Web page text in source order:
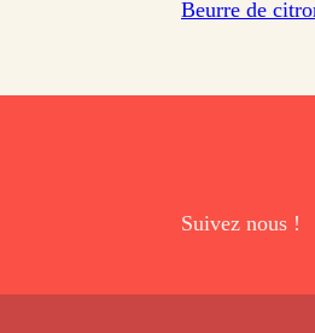
Beurre de
Suivez nous !